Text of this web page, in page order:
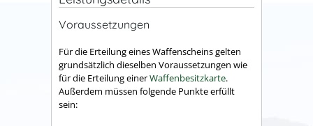
Voraussetzungen
Für die Erteilung eines Waffenscheins gelten
grundsätzlich dieselben Voraussetzungen wie
für die Erteilung einerWaffenbesitzkarte.
Außerdem müssen folgende Punkte erfüllt
sein: